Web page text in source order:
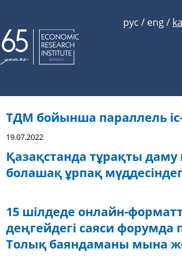
рус / eng/
ТДМ бойынша параллель
19.07.2022
Қазақстанда тұрақты
болашақ ұрпақ
15 шілдеде онлайн-
деңгейдегі саяси форумда
Толық баяндаманы мына